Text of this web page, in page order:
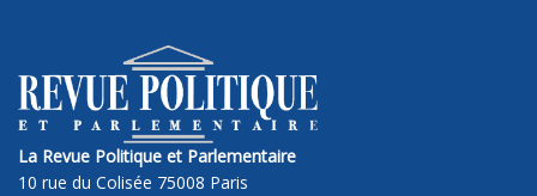
La Revue Politique et Parlementaire
10 rue du Colisée 75008 Paris